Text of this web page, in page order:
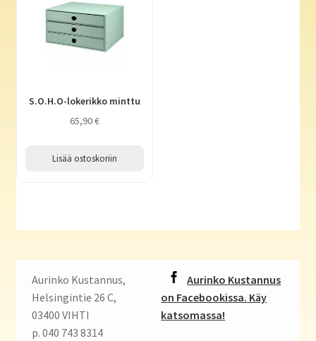
S.O.H.O-lokerikko minttu
65,90€
Lisää ostoskoriin
Aurinko Kustannus,
Helsingintie 26 C,
03400 VIHTI
p. 040 743 8314
Aurinko Kustannus
on Facebookissa. Käy
katsomassa!